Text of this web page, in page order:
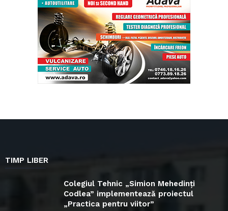
TIMP LIBER
Colegiul Tehnic „Simion Mehedinți
Codlea” implementează proiectul
„Practica pentru viitor”